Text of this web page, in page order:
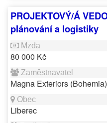
PROJEKTOVÝ/Á
plánování a logistiky
80 000 Kč
Magna Exteriors
Liberec